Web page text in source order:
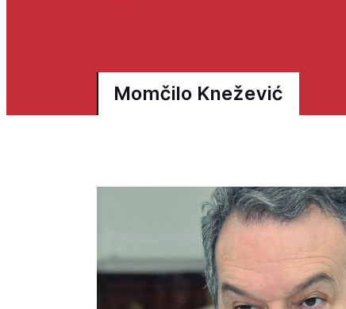
Momčilo Knežević